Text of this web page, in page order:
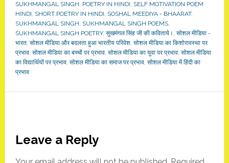
SUKHMANGAL SINGH, POETRY IN HINDI, SELF MOTIVATION POEM
HINDI, SHORT POETRY IN HINDI, SOSHAL MEEDIYA - BHAARAT,
SUKHMANGAL SINGH, SUKHMANGAL SINGH POEMS,
SUKHMANGAL SINGH POETRY, सुखमंगल सिंह जी की कविताये। , सोशल मीडिया -
भारत, सोशल मीडिया और बदलता हुआ भारतीय परिवेश, सोशल मीडिया का किशोरावस्था पर
प्रभाव, सोशल मीडिया का बच्चों पर प्रभाव, सोशल मीडिया का युवा पर प्रभाव, सोशल मीडिया
का विद्यार्थियों पर प्रभाव, सोशल मीडिया का समाज पर प्रभाव, सोशल मीडिया में हिंदी का
प्रभाव
Reader
Interactions
Leave a Reply